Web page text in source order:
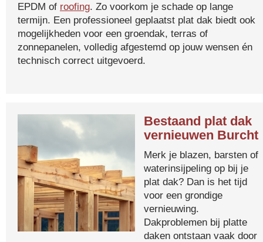
EPDM of roofing. Zo voorkom je schade op lange
termijn. Een professioneel geplaatst plat dak biedt ook
mogelijkheden voor een groendak, terras of
zonnepanelen, volledig afgestemd op jouw wensen én
technisch correct uitgevoerd.
Bestaand plat dak
vernieuwen Burcht
Merk je blazen, barsten of
waterinsijpeling op bij je
plat dak? Dan is het tijd
voor een grondige
vernieuwing.
Dakproblemen bij platte
daken ontstaan vaak door